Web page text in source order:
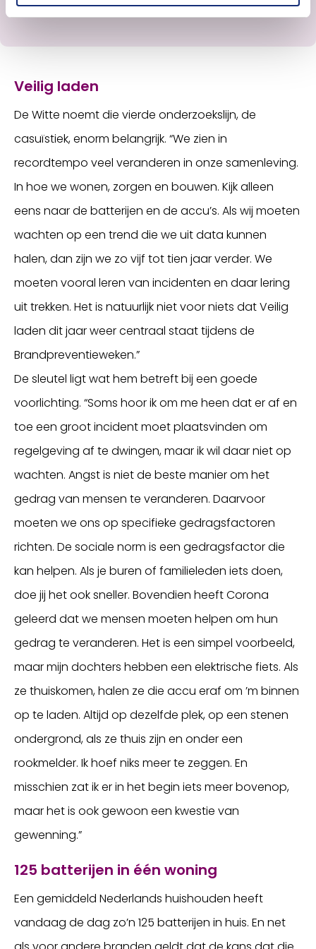
Veilig laden
De Witte noemt die vierde onderzoekslijn, de
casuïstiek, enorm belangrijk. “We zien in
recordtempo veel veranderen in onze samenleving.
In hoe we wonen, zorgen en bouwen. Kijk alleen
eens naar de batterijen en de accu’s. Als wij moeten
wachten op een trend die we uit data kunnen
halen, dan zijn we zo vijf tot tien jaar verder. We
moeten vooral leren van incidenten en daar lering
uit trekken. Het is natuurlijk niet voor niets dat Veilig
laden dit jaar weer centraal staat tijdens de
Brandpreventieweken.”
De sleutel ligt wat hem betreft bij een goede
voorlichting. “Soms hoor ik om me heen dat er af en
toe een groot incident moet plaatsvinden om
regelgeving af te dwingen, maar ik wil daar niet op
wachten. Angst is niet de beste manier om het
gedrag van mensen te veranderen. Daarvoor
moeten we ons op specifieke gedragsfactoren
richten. De sociale norm is een gedragsfactor die
kan helpen. Als je buren of familieleden iets doen,
doe jij het ook sneller. Bovendien heeft Corona
geleerd dat we mensen moeten helpen om hun
gedrag te veranderen. Het is een simpel voorbeeld,
maar mijn dochters hebben een elektrische fiets. Als
ze thuiskomen, halen ze die accu eraf om ’m binnen
op te laden. Altijd op dezelfde plek, op een stenen
ondergrond, als ze thuis zijn en onder een
rookmelder. Ik hoef niks meer te zeggen. En
misschien zat ik er in het begin iets meer bovenop,
maar het is ook gewoon een kwestie van
gewenning.”
125 batterijen in één woning
Een gemiddeld Nederlands huishouden heeft
vandaag de dag zo’n 125 batterijen in huis. En net